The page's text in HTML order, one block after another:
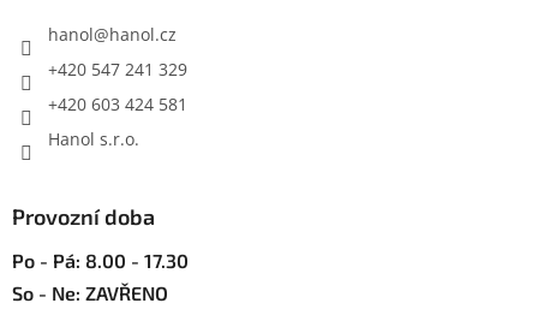
hanol@hanol.cz
+420 547 241 329
+420 603 424 581
Hanol s.r.o.
Provozní doba
Po - Pá: 8.00 - 17.30
So - Ne: ZAVŘENO